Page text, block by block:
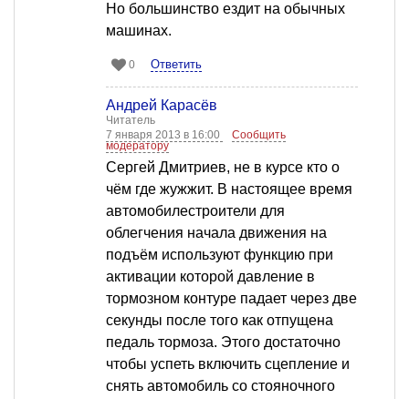
Но большинство ездит на обычных
машинах.
0 Ответить
Андрей Карасёв
Читатель
7 января 2013 в 16:00
Сообщить
модератору
Сергей Дмитриев, не в курсе кто о
чём где жужжит. В настоящее время
автомобилестроители для
облегчения начала движения на
подъём используют функцию при
активации которой давление в
тормозном контуре падает через две
секунды после того как отпущена
педаль тормоза. Этого достаточно
чтобы успеть включить сцепление и
снять автомобиль со стояночного